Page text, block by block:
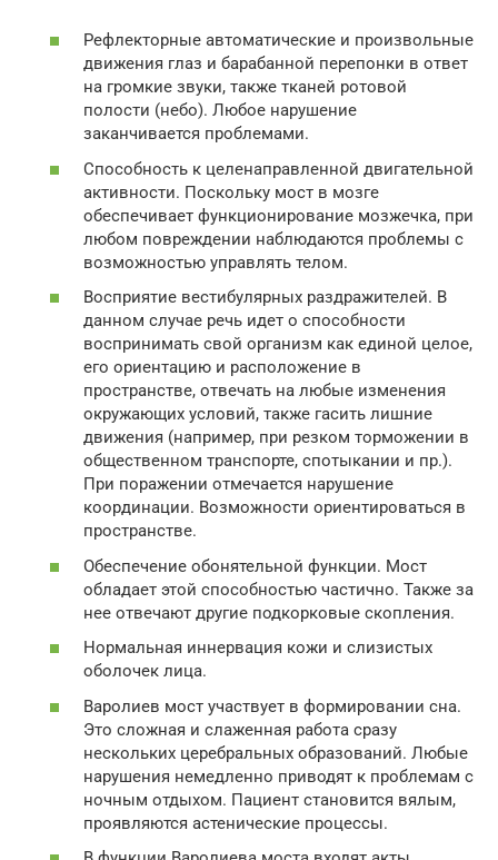
Рефлекторные автоматические и произвольные
движения глаз и барабанной перепонки в ответ
на громкие звуки, также тканей ротовой
полости (небо). Любое нарушение
заканчивается проблемами.
Способность к целенаправленной двигательной
активности. Поскольку мост в мозге
обеспечивает функционирование мозжечка, при
любом повреждении наблюдаются проблемы с
возможностью управлять телом.
Восприятие вестибулярных раздражителей. В
данном случае речь идет о способности
воспринимать свой организм как единой целое,
его ориентацию и расположение в
пространстве, отвечать на любые изменения
окружающих условий, также гасить лишние
движения (например, при резком торможении в
общественном транспорте, спотыкании и пр.).
При поражении отмечается нарушение
координации. Возможности ориентироваться в
пространстве.
Обеспечение обонятельной функции. Мост
обладает этой способностью частично. Также за
нее отвечают другие подкорковые скопления.
Нормальная иннервация кожи и слизистых
оболочек лица.
Варолиев мост участвует в формировании сна.
Это сложная и слаженная работа сразу
нескольких церебральных образований. Любые
нарушения немедленно приводят к проблемам с
ночным отдыхом. Пациент становится вялым,
проявляются астенические процессы.